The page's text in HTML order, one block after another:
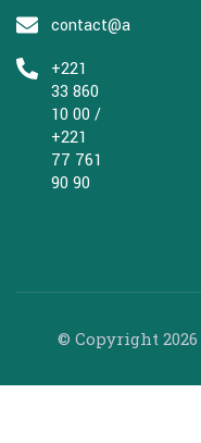
contact@afrivac.org
+221
33 860
10 00 /
+221
77 761
90 90
© Copyright 2026